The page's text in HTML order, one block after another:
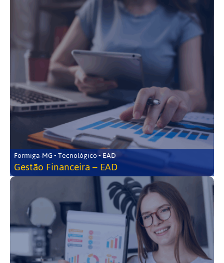
Formiga-MG • Tecnológico • EAD
Gestão Financeira – EAD